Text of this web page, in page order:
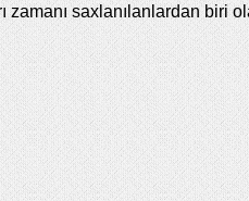
saxlanılanlardan biri